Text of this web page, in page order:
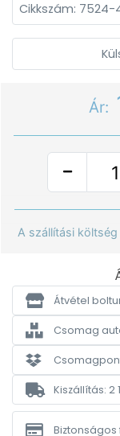
Cikkszám: 7524-
Ár:
A szállítási
Átvétel
Csomag
Kiszállítás: 2
Biztonságos